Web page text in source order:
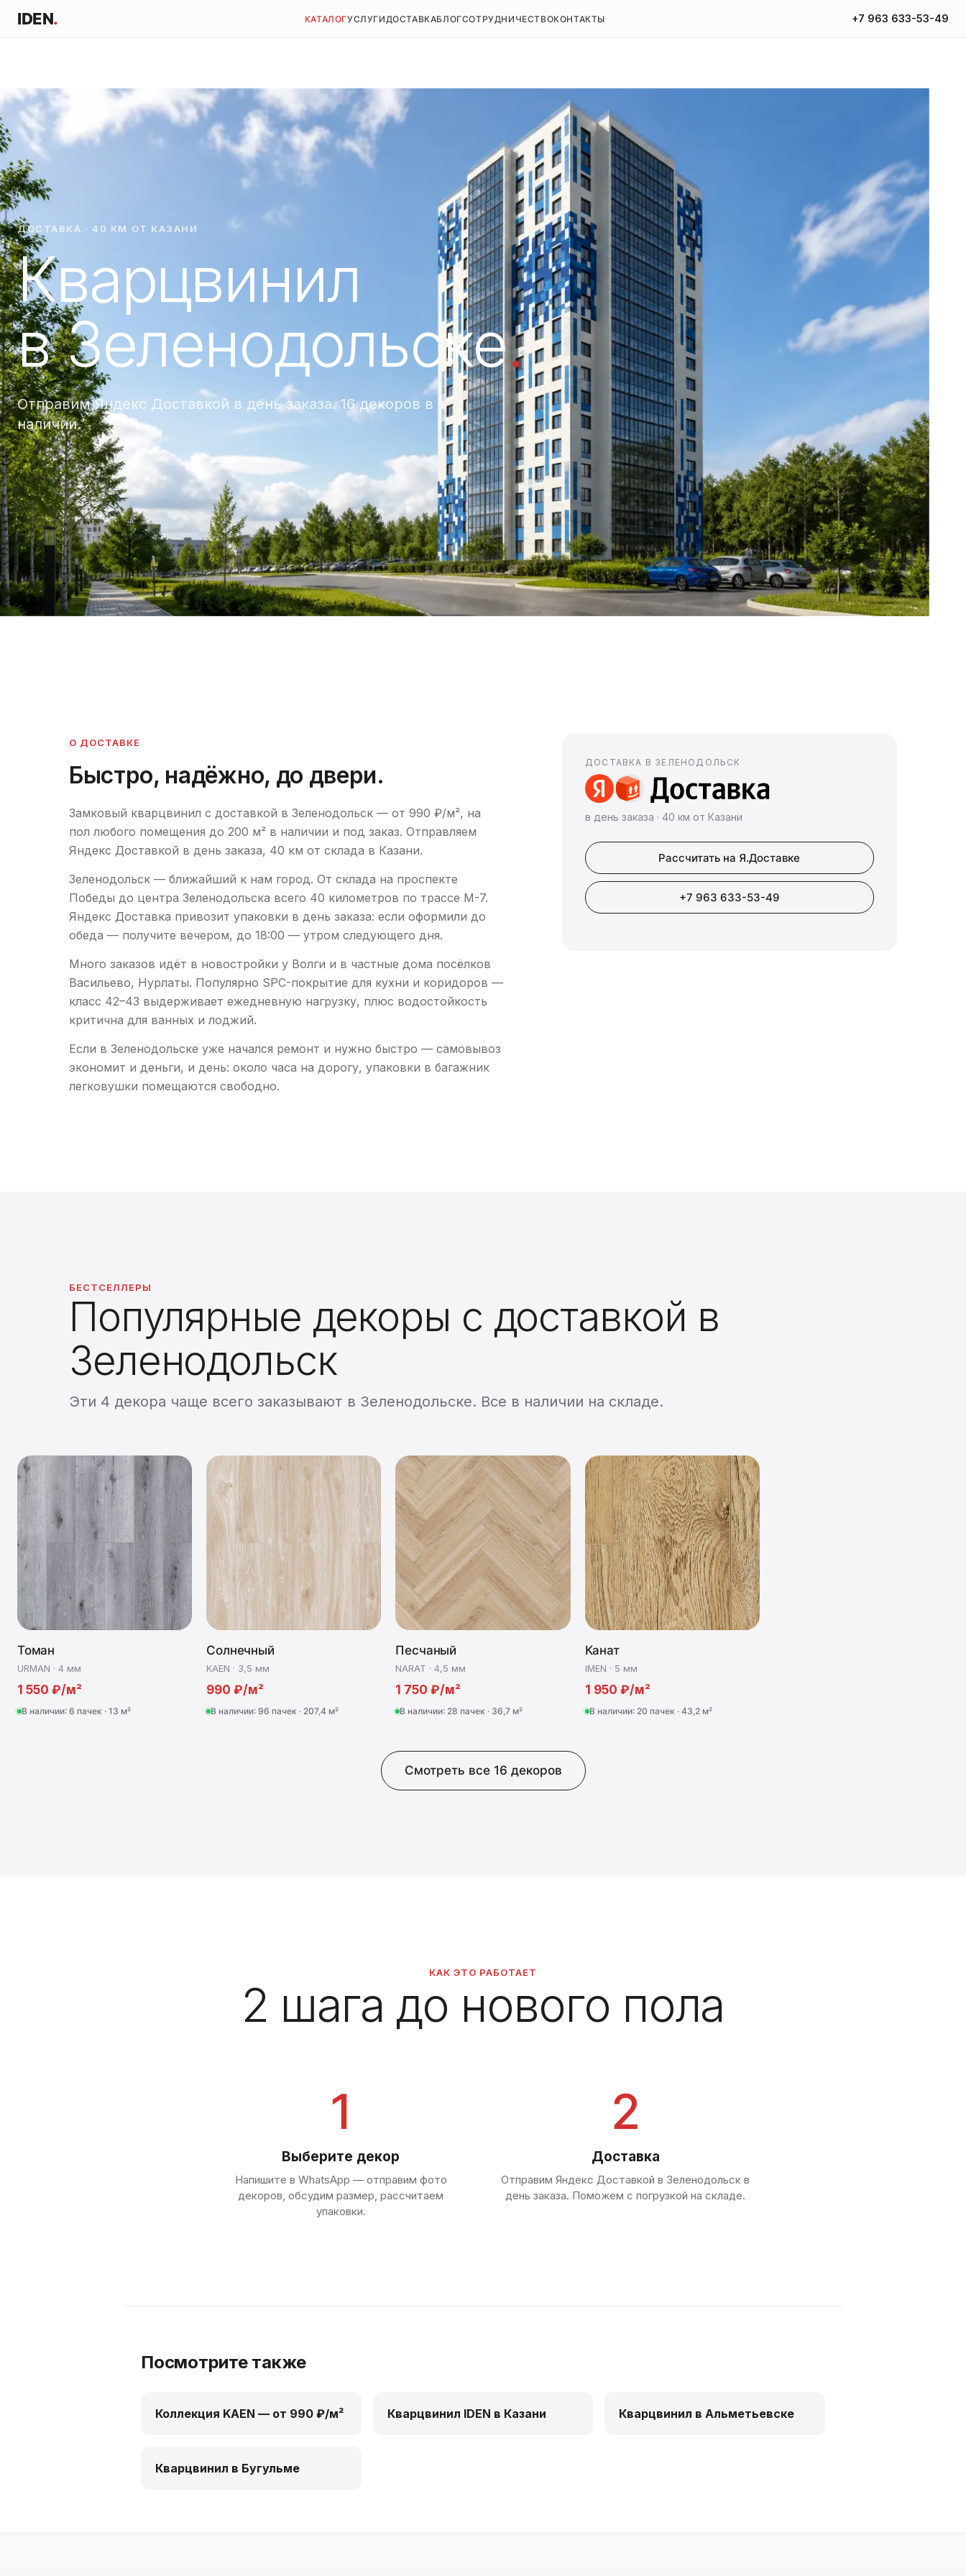
IDEN. КАТАЛОГУСЛУГИ ДОСТАВКАБЛОГСОТРУДНИЧЕСТВОКОНТАКТЫ +7 963 633-53-49
ДОСТАВКА · 40 КМ ОТ КАЗАНИ
Кварцвинил
в Зеленодольске.
Отправим Яндекс Доставкой в день заказа. 16 декоров в
наличии.
О ДОСТАВКЕ
Быстро, надёжно, до двери.
Замковый кварцвинил с доставкой в Зеленодольск — от 990 ₽/м², на
пол любого помещения до 200 м² в наличии и под заказ. Отправляем
Яндекс Доставкой в день заказа, 40 км от склада в Казани.
Зеленодольск — ближайший к нам город. От склада на проспекте
Победы до центра Зеленодольска всего 40 километров по трассе М-7.
Яндекс Доставка привозит упаковки в день заказа: если оформили до
обеда — получите вечером, до 18:00 — утром следующего дня.
Много заказов идёт в новостройки у Волги и в частные дома посёлков
Васильево, Нурлаты. Популярно SPC-покрытие для кухни и коридоров —
класс 42–43 выдерживает ежедневную нагрузку, плюс водостойкость
критична для ванных и лоджий.
Если в Зеленодольске уже начался ремонт и нужно быстро — самовывоз
экономит и деньги, и день: около часа на дорогу, упаковки в багажник
легковушки помещаются свободно.
ДОСТАВКА В ЗЕЛЕНОДОЛЬСК
в день заказа · 40 км от Казани
Рассчитать на Я.Доставке
+7 963 633-53-49
БЕСТСЕЛЛЕРЫ
Популярные декоры с доставкой в
Зеленодольск
Эти 4 декора чаще всего заказывают в Зеленодольске. Все в наличии на складе.
Томан
URMAN · 4 мм
1 550 ₽/м²
В наличии: 6 пачек · 13 м²
Солнечный
KAEN · 3,5 мм
990 ₽/м²
В наличии: 96 пачек · 207,4 м²
Песчаный
NARAT · 4,5 мм
1 750 ₽/м²
В наличии: 28 пачек · 36,7 м²
Канат
IMEN · 5 мм
1 950 ₽/м²
В наличии: 20 пачек · 43,2 м²
Смотреть все 16 декоров
КАК ЭТО РАБОТАЕТ
2 шага до нового пола
1
Выберите декор
Напишите в WhatsApp — отправим фото
декоров, обсудим размер, рассчитаем
упаковки.
2
Доставка
Отправим Яндекс Доставкой в Зеленодольск в
день заказа. Поможем с погрузкой на складе.
Посмотрите также
Коллекция KAEN — от 990 ₽/м² Кварцвинил IDEN в Казани Кварцвинил в Альметьевске
Кварцвинил в Бугульме